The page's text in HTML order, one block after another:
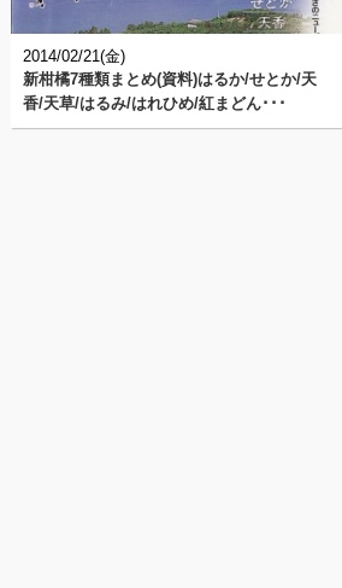
2014/02/21(金)
新柑橘7種類まとめ(資料)はるか/せとか/天
香/天草/はるみ/はれひめ/紅まどん･･･